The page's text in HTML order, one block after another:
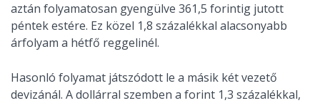
aztán folyamatosan gyengülve 361,5 forintig jutott
péntek estére. Ez közel 1,8 százalékkal alacsonyabb
árfolyam a hétfő reggelinél.
Hasonló folyamat játszódott le a másik két vezető
devizánál. A dollárral szemben a forint 1,3 százalékkal,